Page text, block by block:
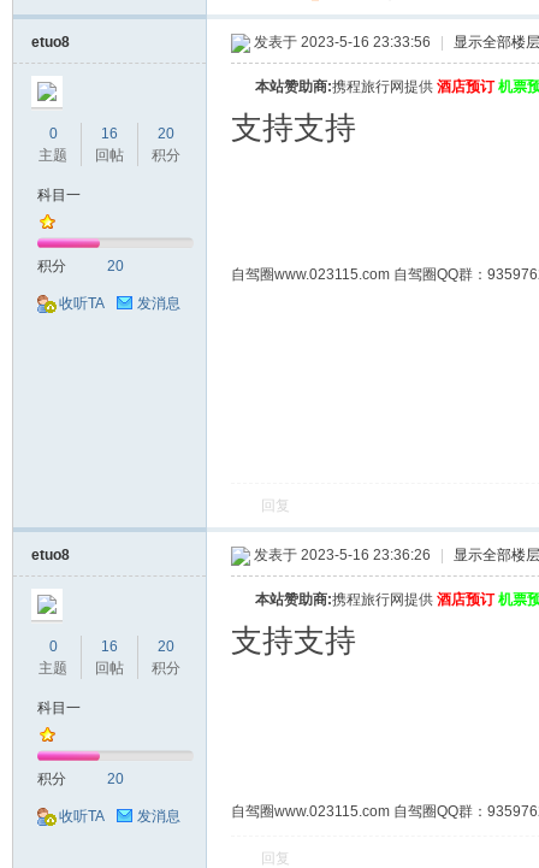
etuo8
0
主题
16
回帖
20
积分
科目一
积分 20
收听TA 发消息
发表于 2023-5-16 23:33:56 显示全部楼层
本站赞助商:携程旅行网提供 酒店预订 机票
支持支持
自驾圈www.023115.com 自驾圈QQ群：
回复
etuo8
0
主题
16
回帖
20
积分
科目一
积分 20
收听TA 发消息
发表于 2023-5-16 23:36:26 显示全部楼层
本站赞助商:携程旅行网提供 酒店预订 机票
支持支持
自驾圈www.023115.com 自驾圈QQ群：
回复